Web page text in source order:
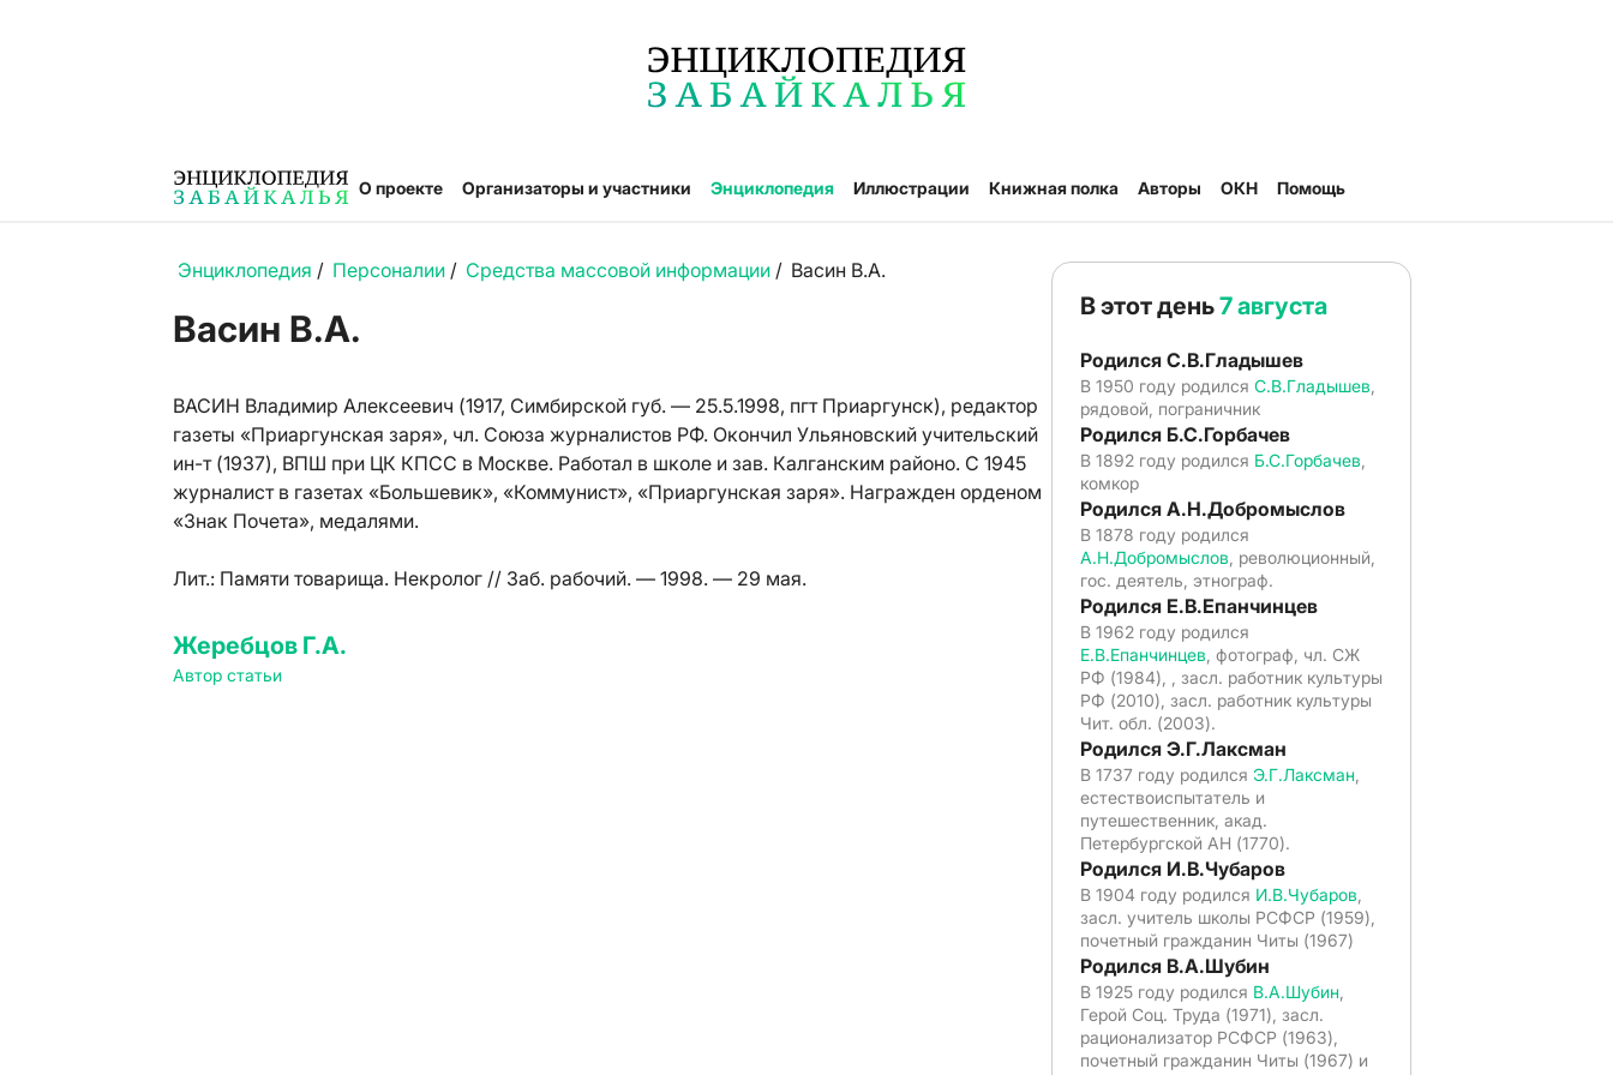
О проекте Организаторы и участники Энциклопедия Иллюстрации Книжная полка Авторы ОКН Помощь
Энциклопедия / Персоналии / Средства массовой информации / Васин В.А.
Васин В.А.
ВАСИН Владимир Алексеевич (1917, Симбирской губ. — 25.5.1998, пгт Приаргунск), редактор
газеты «Приаргунская заря», чл. Союза журналистов РФ. Окончил Ульяновский учительский
ин-т (1937), ВПШ при ЦК КПСС в Москве. Работал в школе и зав. Калганским районо. С 1945
журналист в газетах «Большевик», «Коммунист», «Приаргунская заря». Награжден орденом
«Знак Почета», медалями.
Лит.: Памяти товарища. Некролог // Заб. рабочий. — 1998. — 29 мая.
Жеребцов Г.А.
Автор статьи
В этот день7 августа
Родился С.В.Гладышев
В 1950 году родился С.В.Гладышев
рядовой, пограничник
Родился Б.С.Горбачев
В 1892 году родился Б.С.Горбачев
комкор
Родился А.Н.Добромыслов
В 1878 году родился
А.Н.Добромыслов , революционный,
гос. деятель, этнограф.
Родился Е.В.Епанчинцев
В 1962 году родился
Е.В.Епанчинцев , фотограф, чл. СЖ
РФ (1984), , засл. работник культуры
РФ (2010), засл. работник культуры
Чит. обл. (2003).
Родился Э.Г.Лаксман
В 1737 году родился Э.Г.Лаксман
естествоиспытатель и
путешественник, акад.
Петербургской АН (1770).
Родился И.В.Чубаров
В 1904 году родился И.В.Чубаров
засл. учитель школы РСФСР (1959),
почетный гражданин Читы (1967)
Родился В.А.Шубин
В 1925 году родился В.А.Шубин
Герой Соц. Труда (1971), засл.
рационализатор РСФСР (1963),
почетный гражданин Читы (1967) и